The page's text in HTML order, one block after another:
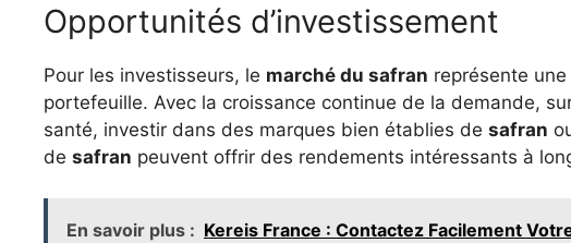
Opportunités d’investissement
Pour les investisseurs, le marché du safran représente
portefeuille. Avec la croissance continue de la demande,
santé, investir dans des marques bien établies de safran
de safran peuvent offrir des rendements intéressants à
En savoir plus : Kereis France : Contactez Facilement